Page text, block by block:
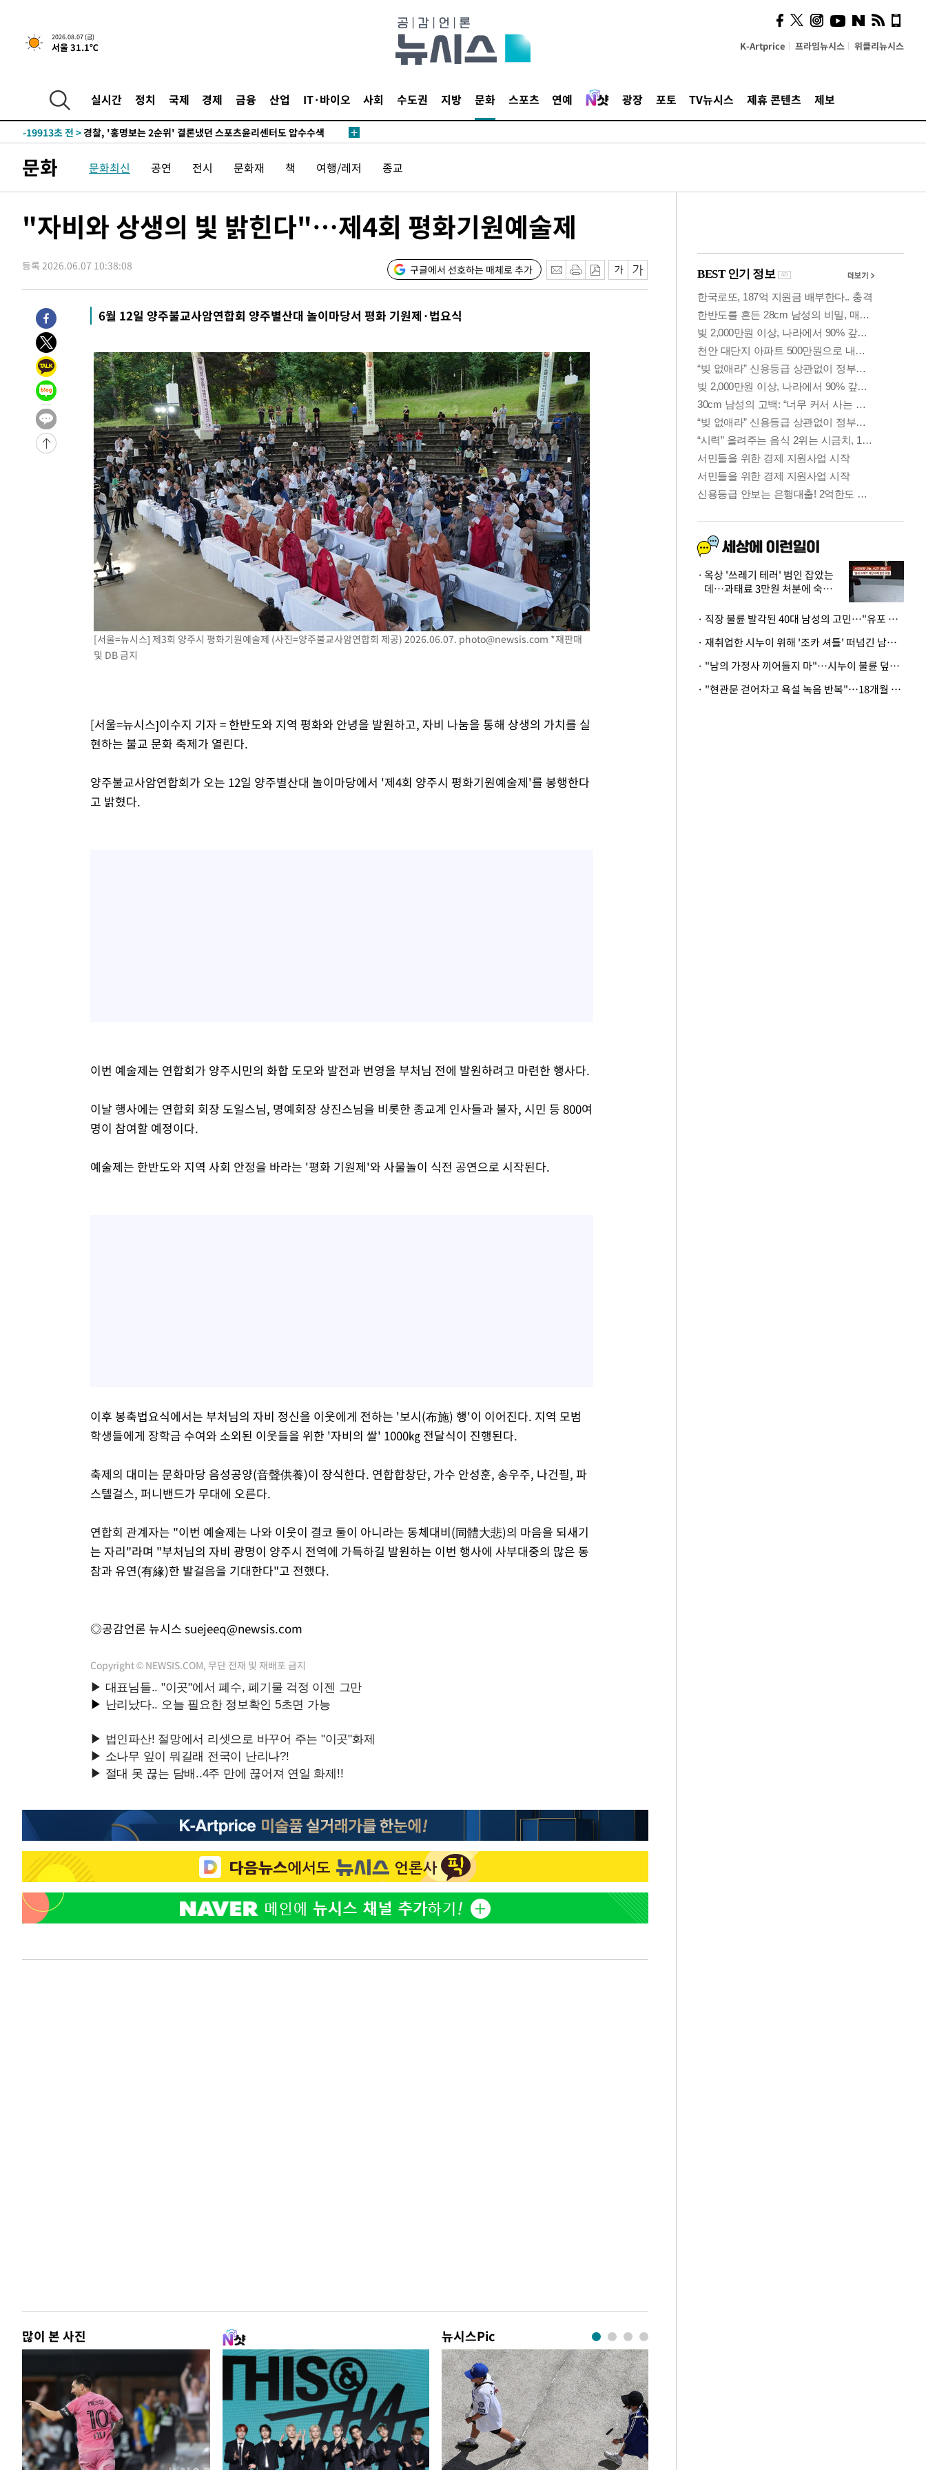
2026.08.07 (금)
서울 31.1℃ K-Artprice 프라임뉴시스 위클리뉴시스
실시간 정치 국제 경제 금융 산업 IT·바이오 사회 수도권 지방 문화 스포츠 연예 광장 포토 TV뉴시스 제휴 콘텐츠 제보
4시간 전 >내일까지 39도 '펄펄'…기상청 "태풍 지나며 폭염 잠시 꺾인다"
-22435초 전 >
[속보] 뉴욕증시, 혼조 출발…나스닥 0.3%↓, 다우 0.14%↑
-21228초 전 >
-19913초 전 >경찰, '홍명보는 2순위' 결론냈던 스포츠윤리센터도 압수수색
-5257초 전 >
日방위성, 北이 동해로 쏜 발사체는 탄도미사일 가능성
-3687초 전 >[속보] SKT, 에이닷 서비스 장애 발생…"원인 파악 중"
-2489초 전 >
'낮 최고 39도' 불볕더위…한밤 열대야도 계속[내일날씨]
-2110초 전 >"韓 외환시장 개입 관측 배경엔 美의 대한국 무역적자 있어"
-1937초 전 >'월드컵 탈락 후폭풍' 축구협회…초유의 압수수색에 '충격·당황'
-1777초 전 >
서울 낮 37.9도, 올여름 최고치 경신…영등포 순간 '40도'
-1339초 전 >
[속보]종합특검, 대검 추가 압수수색…내란 중요임무종사 혐의
42분 전 >
43분 전 >
[속보]코스피, 301.88포인트(4.58%) 내린 6296.38 마감
46분 전 >
[속보]원·달러 환율, 0.7원 내린 1423.8원 마감
1시간 전 >
"여기 떨어졌다"…다누리, 스페이스X 로켓 달 충돌 흔적 포착
2시간 전 >
손흥민, 5경기 연속골 실패…LAFC는 승부차기 끝 과달라하라 격파
4시간 전 >
내일까지 39도 '펄펄'…기상청 "태풍 지나며 폭염 잠시 꺾인다"
'월드컵 탈락 후폭풍' 축구협회…11시간 걸린 초유의 압수수색(종
[속보] 뉴욕증시, 혼조 출발…나스닥 0.3%↓, 다우 0.14%↑
축구협회, 15년 전 심판 성 접대 파문에 "현재는 내부 지침 준수"
경찰, '홍명보는 2순위' 결론냈던 스포츠윤리센터도 압수수색
[속보]합참 "北 발사체는 단거리탄도미사일…감시·경계태세 강화"
日방위성, 北이 동해로 쏜 발사체는 탄도미사일 가능성
[속보] SKT, 에이닷 서비스 장애 발생…"원인 파악 중"
[속보]합참 "북, 동해상으로 미상 발사체 발사"
'낮 최고 39도' 불볕더위…한밤 열대야도 계속[내일날씨]
[속보]7~9일 프로야구 3연전도 폭염 취소…11일 재개
"韓 외환시장 개입 관측 배경엔 美의 대한국 무역적자 있어"
[속보]코스닥, 800p 회복…0.26% 오른 801.67 마감
[속보]코스피, 301.88포인트(4.58%) 내린 6296.38 마감
"여기 떨어졌다"…다누리, 스페이스X 로켓 달 충돌 흔적 포착
손흥민, 5경기 연속골 실패…LAFC는 승부차기 끝 과달라하라 격파
문화 문화최신 공연 전시 문화재 책 여행/레저 종교
"자비와 상생의 빛 밝힌다"…제4회 평화기원예술제
등록 2026.06.07 10:38:08 구글에서 선호하는 매체로 추가
6월 12일 양주불교사암연합회 양주별산대 놀이마당서 평화 기원제·법요식
[서울=뉴시스] 제3회 양주시 평화기원예술제 (사진=양주불교사암연합회 제공) 2026.06.07. photo@newsis.com *재판매
및 DB 금지
[서울=뉴시스]이수지 기자 = 한반도와 지역 평화와 안녕을 발원하고, 자비 나눔을 통해 상생의 가치를 실
현하는 불교 문화 축제가 열린다.
양주불교사암연합회가 오는 12일 양주별산대 놀이마당에서 '제4회 양주시 평화기원예술제'를 봉행한다
고 밝혔다.
이번 예술제는 연합회가 양주시민의 화합 도모와 발전과 번영을 부처님 전에 발원하려고 마련한 행사다.
이날 행사에는 연합회 회장 도일스님, 명예회장 상진스님을 비롯한 종교계 인사들과 불자, 시민 등 800여
명이 참여할 예정이다.
예술제는 한반도와 지역 사회 안정을 바라는 '평화 기원제'와 사물놀이 식전 공연으로 시작된다.
이후 봉축법요식에서는 부처님의 자비 정신을 이웃에게 전하는 '보시(布施) 행'이 이어진다. 지역 모범
학생들에게 장학금 수여와 소외된 이웃들을 위한 '자비의 쌀' 1000㎏ 전달식이 진행된다.
축제의 대미는 문화마당 음성공양(音聲供養)이 장식한다. 연합합창단, 가수 안성훈, 송우주, 나건필, 파
스텔걸스, 퍼니밴드가 무대에 오른다.
연합회 관계자는 "이번 예술제는 나와 이웃이 결코 둘이 아니라는 동체대비(同體大悲)의 마음을 되새기
는 자리"라며 "부처님의 자비 광명이 양주시 전역에 가득하길 발원하는 이번 행사에 사부대중의 많은 동
참과 유연(有緣)한 발걸음을 기대한다"고 전했다.
◎공감언론 뉴시스 suejeeq@newsis.com
Copyright © NEWSIS.COM, 무단 전재 및 재배포 금지
많이 본 사진 뉴시스Pic
의견, 국토부·LH에 충실히
전달할 것"
옥상 '쓰레기 테러' 범인 잡았는
데…과태료 3만원 처분에 숙박업
· 직장 불륜 발각된 40대 남성의 고민…"유포 동료 명예훼손·협박죄 고소 가능할까"
· 재취업한 시누이 위해 '조카 셔틀' 떠넘긴 남편…아내 "난 못한다"
· "남의 가정사 끼어들지 마"…시누이 불륜 덮으려는 남편에 억울한 아내
· "현관문 걷어차고 욕설 녹음 반복"…18개월 아기 키우는 집 뒤흔든 '앞집의 비극'